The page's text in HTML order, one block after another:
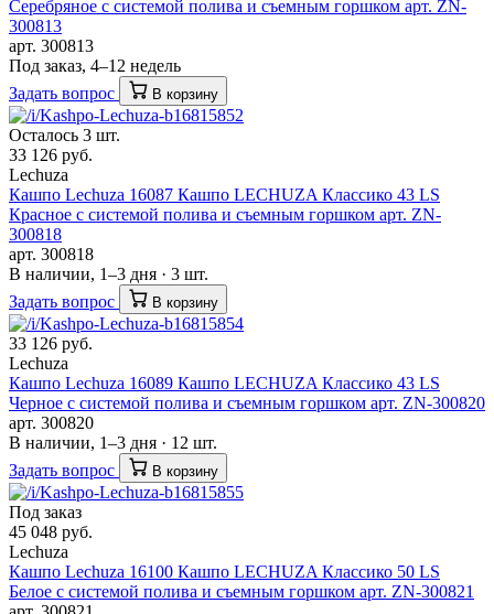
Серебряное с системой полива и съемным горшком арт. ZN-
300813
арт. 300813
Под заказ, 4–12 недель
Задать вопрос
В корзину
Осталось 3 шт.
33 126 руб.
Lechuza
Кашпо Lechuza 16087 Кашпо LECHUZA Классико 43 LS
Красное с системой полива и съемным горшком арт. ZN-
300818
арт. 300818
В наличии, 1–3 дня · 3 шт.
Задать вопрос
В корзину
33 126 руб.
Lechuza
Кашпо Lechuza 16089 Кашпо LECHUZA Классико 43 LS
Черное с системой полива и съемным горшком арт. ZN-300820
арт. 300820
В наличии, 1–3 дня · 12 шт.
Задать вопрос
В корзину
Под заказ
45 048 руб.
Lechuza
Кашпо Lechuza 16100 Кашпо LECHUZA Классико 50 LS
Белое с системой полива и съемным горшком арт. ZN-300821